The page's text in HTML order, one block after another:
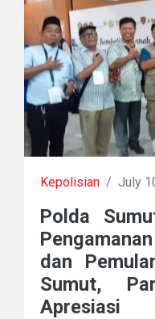
Kepolisian / July
Polda
dan
Sumut,
Apresiasi